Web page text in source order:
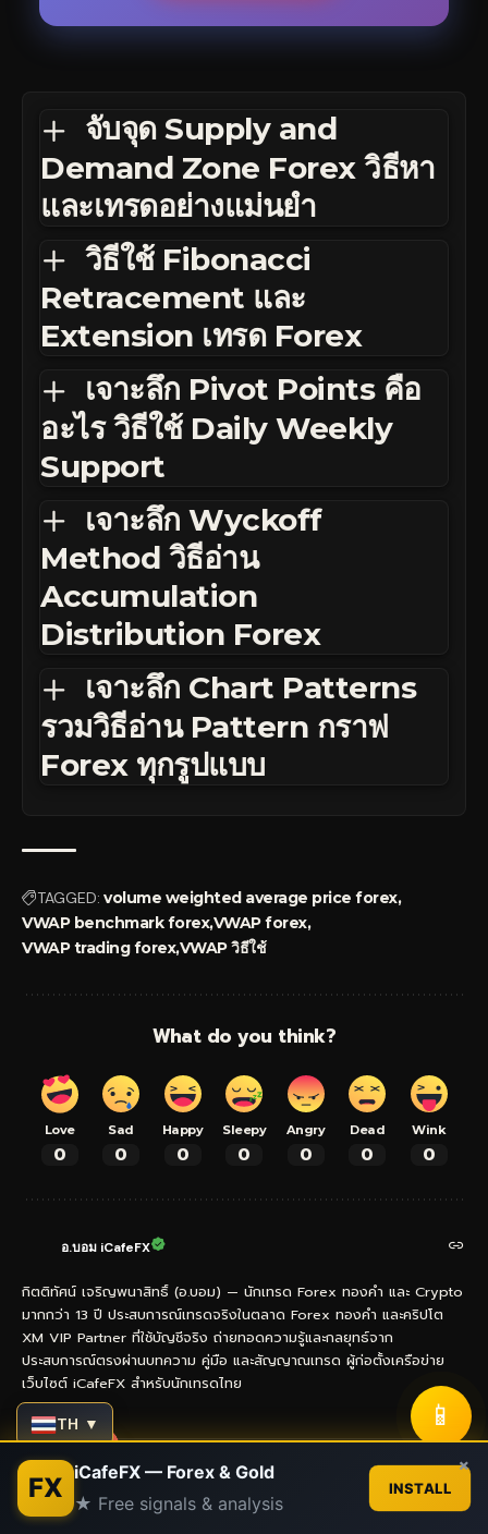
จับจุด Supply and
Demand Zone Forex วิธีหา
และเทรดอย่างแม่นยำ
วิธีใช้ Fibonacci
Retracement และ
Extension เทรด Forex
เจาะลึก Pivot Points คือ
อะไร วิธีใช้ Daily Weekly
Support
เจาะลึก Wyckoff
Method วิธีอ่าน
Accumulation
Distribution Forex
เจาะลึก Chart Patterns
รวมวิธีอ่าน Pattern กราฟ
Forex ทุกรูปแบบ
TAGGED: volume weighted average price forex
VWAP benchmark forexVWAP forex
VWAP trading forexVWAP วิธีใช้
What do you think?
Love
0
Sad
0
Happy
0
Sleepy
0
Angry
0
Dead
0
Wink
0
อ.บอม iCafeFX
กิตติทัศน์ เจริญพนาสิทธิ์ (อ.บอม) — นักเทรด Forex ทองคำ และ Crypto
มากกว่า 13 ปี ประสบการณ์เทรดจริงในตลาด Forex ทองคำ และคริปโต
XM VIP Partner ที่ใช้บัญชีจริง ถ่ายทอดความรู้และกลยุทธ์จาก
ประสบการณ์ตรงผ่านบทความ คู่มือ และสัญญาณเทรด ผู้ก่อตั้งเครือข่าย
เว็บไซต์ iCafeFX สำหรับนักเทรดไทย
TH ▼ 📱
FX iCafeFX — Forex & Gold
★ Free signals & analysis
INSTALL
×
Contact us
Open